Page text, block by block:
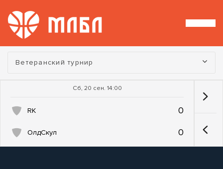
Турнир:
Ветеранский турнир
Сб, 20 сен. 14:00
RK 0
ОлдСкул 0